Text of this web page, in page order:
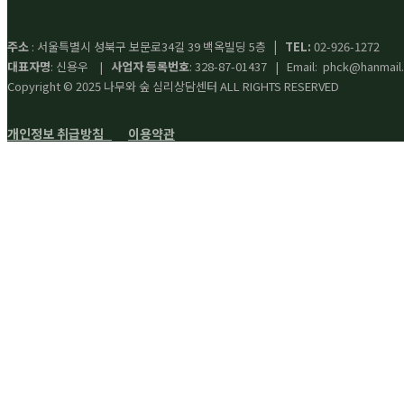
주소 : 서울특별시 성북구 보문로34길 39 백옥빌딩 5층 | TEL: 02-926-1272
대표자명: 신용우 | 사업자 등록번호: 328-87-01437 | Email:
Copyright © 2025 나무와 숲 심리상담센터 ALL RIGHTS RESERVED
개인정보 취급방침 이용약관